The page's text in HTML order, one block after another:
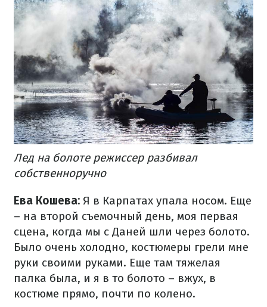
Лед на болоте режиссер разбивал
собственноручно
Ева Кошева: Я в Карпатах упала носом. Еще
– на второй съемочный день, моя первая
сцена, когда мы с Даней шли через болото.
Было очень холодно, костюмеры грели мне
руки своими руками. Еще там тяжелая
палка была, и я в то болото – вжух, в
костюме прямо, почти по колено.